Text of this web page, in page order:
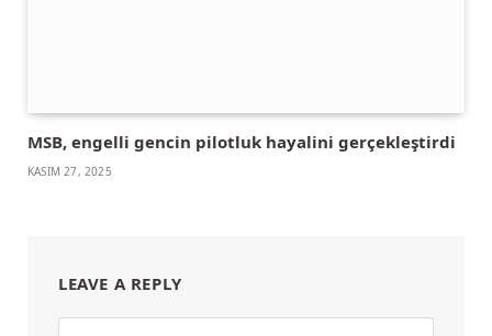
MSB, engelli gencin pilotluk hayalini gerçekleştirdi
KASIM 27, 2025
LEAVE A REPLY